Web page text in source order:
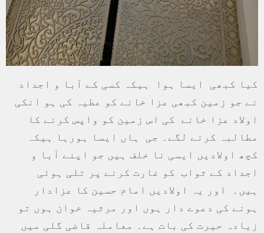
کیا کبھی ایسا ہوا ہیکہ کسی کے آبا و اجداد
نے جو زمین کبھی عزا خانے کو عطیہ کی ہو انکی
اولاد عزا خانے کی اس زمین کو واپس کرنے کا
مطالبہ کرنے لگے۔ جی ہاں ایسا ہورہا ہیکہ
کچھ اولادیں ایسی نا خلف ہیں جو اپنے آبا و
اجداد کے ثواب کو غارت کرنے پر تلی ہوئی
ہیں۔ اور یہ اولادیں امام حسین کا عزادار
ہونے کی دعوے دار ہوں اور مرثیہ خوان ہوں تو
زیادہ حیرت کی بات ہے۔ معاملہ قاضی گلی میں